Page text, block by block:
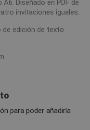
Diseñado en PDF de
invitaciones iguales.
de edición de texto
para poder añadirla